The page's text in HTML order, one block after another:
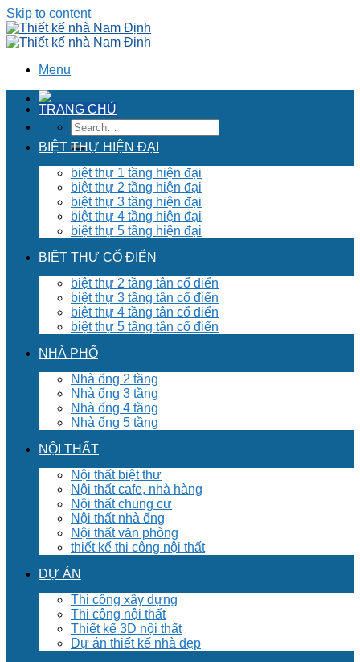
Skip to content
Menu
TRANG CHỦ
BIỆT THỰ HIỆN ĐẠI
biệt thự 1 tầng hiện đại
biệt thự 2 tầng hiện đại
biệt thự 3 tầng hiện đại
biệt thự 4 tầng hiện đại
biệt thự 5 tầng hiện đại
BIỆT THỰ CỔ ĐIỂN
biệt thự 2 tầng tân cổ điển
biệt thự 3 tầng tân cổ điển
biệt thự 4 tầng tân cổ điển
biệt thự 5 tầng tân cổ điển
NHÀ PHỐ
Nhà ống 2 tầng
Nhà ống 3 tầng
Nhà ống 4 tầng
Nhà ống 5 tầng
NỘI THẤT
Nội thất biệt thư
Nội thất cafe, nhà hàng
Nội thất chung cư
Nội thất nhà ống
Nội thất văn phòng
thiết kế thi công nội thất
DỰ ÁN
Thi công xây dựng
Thi công nội thất
Thiết kế 3D nội thất
Dự án thiết kế nhà đẹp